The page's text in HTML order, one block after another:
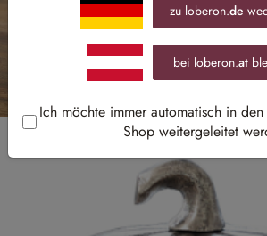
zu loberon.de
bei loberon.at
Ich möchte immer automatisch in
Shop weitergeleitet